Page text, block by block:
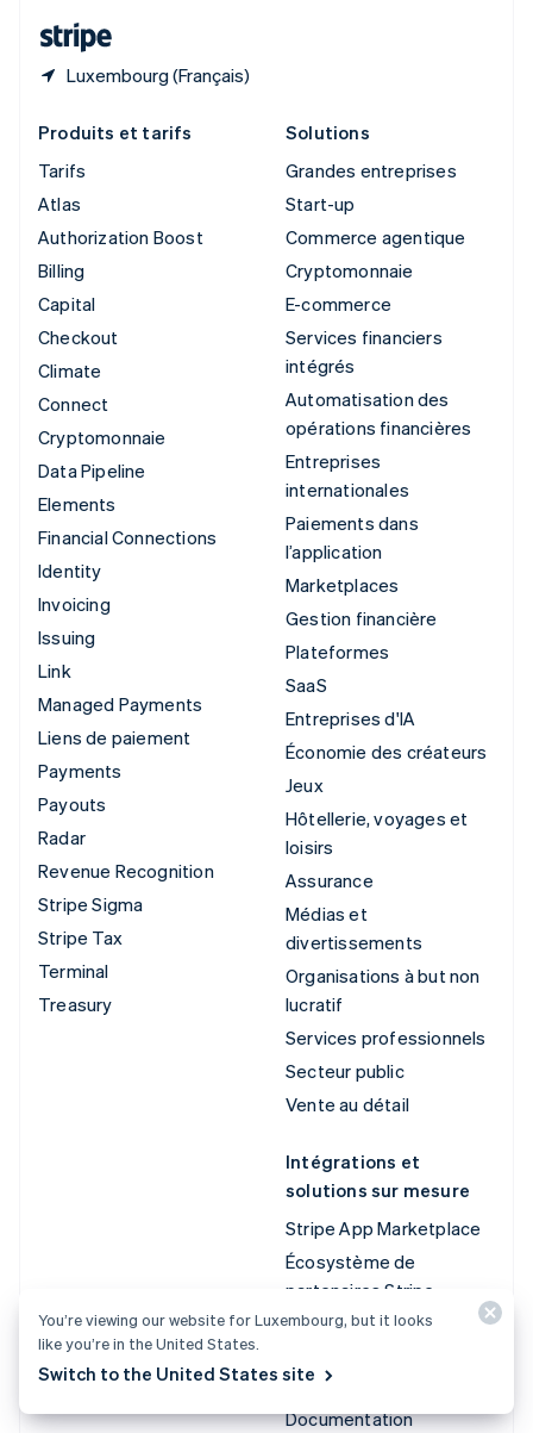
Luxembourg (Français)
Produits et tarifs
Tarifs
Atlas
Authorization Boost
Billing
Capital
Checkout
Climate
Connect
Cryptomonnaie
Data Pipeline
Elements
Financial Connections
Identity
Invoicing
Issuing
Link
Managed Payments
Liens de paiement
Payments
Payouts
Radar
Revenue Recognition
Stripe Sigma
Stripe Tax
Terminal
Treasury
Solutions
Grandes entreprises
Start-up
Commerce agentique
Cryptomonnaie
E-commerce
Services financiers
intégrés
Automatisation des
opérations financières
Entreprises
internationales
Paiements dans
l’application
Marketplaces
Gestion financière
Plateformes
SaaS
Entreprises d'IA
Économie des créateurs
Jeux
Hôtellerie, voyages et
loisirs
Assurance
Médias et
divertissements
Organisations à but non
lucratif
Services professionnels
Secteur public
Vente au détail
Intégrations et
solutions sur mesure
Stripe App Marketplace
Écosystème de
partenaires Stripe
Services aux entreprises
Développeurs
Documentation
You’re viewing our website for Luxembourg, but it looks
like you’re in the United States.
Switch to the United States site